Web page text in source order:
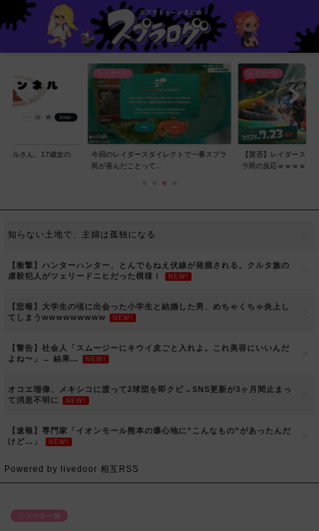
ネルさん、17歳女の
レイダース
今回のレイダースダイレクトで一番スプラ
民が喜んだことって...
レイダース
【賛否】レイダースダ
ラ民の反応ｗｗｗｗ...
知らない土地で、主婦は孤独になる
【衝撃】ハンターハンター、とんでもねえ伏線が発掘される。クルタ族の
虐殺犯人がツェリードニヒだった模様！
NEW!
【悲報】大学生の頃に出会った小学生と結婚した男、めちゃくちゃ炎上し
てしまうwwwwwwwww
NEW!
【警告】社会人「スムージーにキウイ皮ごと入れよ。これ美容にいいんだ
よね〜」→ 結果…
NEW!
オコエ瑠偉、メキシコに渡って2球団を即クビ→SNS更新が3ヶ月間止まっ
て消息不明に
NEW!
【速報】専門家「イオンモール熊本の爆心地に”こんなもの”があったんだ
けど…」
NEW!
Powered by livedoor 相互RSS
シューター種